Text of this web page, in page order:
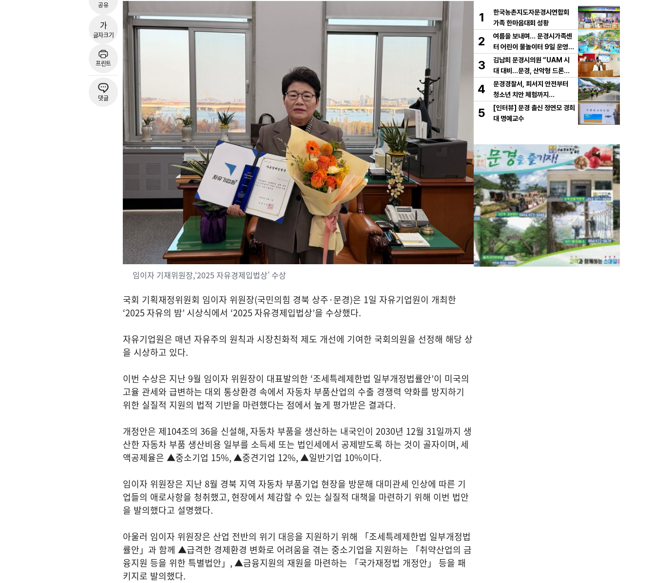
공유
가
글자크기
프린트
댓글
임이자 기재위원장,‘2025 자유경제입법상’ 수상
국회 기획재정위원회 임이자 위원장(국민의힘 경북 상주·문경)은 1일 자유기업원이 개최한
‘2025자유의 밤’ 시상식에서 ‘2025자유경제입법상’을 수상했다.
자유기업원은 매년 자유주의 원칙과 시장친화적 제도 개선에 기여한 국회의원을 선정해 해당 상
을 시상하고 있다.
이번 수상은 지난 9월 임이자 위원장이 대표발의한 ‘조세특례제한법 일부개정법률안’이 미국의
고율 관세와 급변하는 대외 통상환경 속에서 자동차 부품산업의 수출 경쟁력 약화를 방지하기
위한 실질적 지원의 법적 기반을 마련했다는 점에서 높게 평가받은 결과다.
개정안은 제104조의 36을 신설해,자동차 부품을 생산하는 내국인이 2030년 12월 31일까지 생
산한 자동차 부품 생산비용 일부를 소득세 또는 법인세에서 공제받도록 하는 것이 골자이며, 세
액공제율은 ▲중소기업 15%,▲중견기업 12%,▲일반기업 10%이다.
임이자 위원장은 지난 8월 경북 지역 자동차 부품기업 현장을 방문해 대미관세 인상에 따른 기
업들의 애로사항을 청취했고, 현장에서 체감할 수 있는 실질적 대책을 마련하기 위해 이번 법안
을 발의했다고 설명했다.
아울러 임이자 위원장은 산업 전반의 위기 대응을 지원하기 위해 「조세특례제한법 일부개정법
률안」과 함께 ▲급격한 경제환경 변화로 어려움을 겪는 중소기업을 지원하는 「취약산업의 금
융지원 등을 위한 특별법안」 ,▲금융지원의 재원을 마련하는 「국가재정법 개정안」 등을 패
키지로 발의했다.
1
한국농촌지도자문경시연합회
가족 한마음대회 성황
2
여름을 보내며… 문경시가족센
터 어린이 물놀이터 9일 운영
마무리
3
김남희 문경시의원 “UAM 시
대 대비…문경, 산악형 드론산
업 중심도시로 도약해야”
4
문경경찰서, 피서지 안전부터
청소년 치안 체험까지…
5
[인터뷰] 문경 출신 정연모 경희
대 명예교수